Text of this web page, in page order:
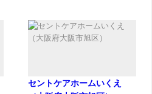
セントケアホームいくえ